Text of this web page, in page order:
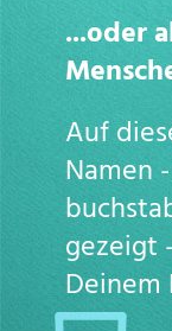
...oder
Auf
Namen
gezeigt
Deinem